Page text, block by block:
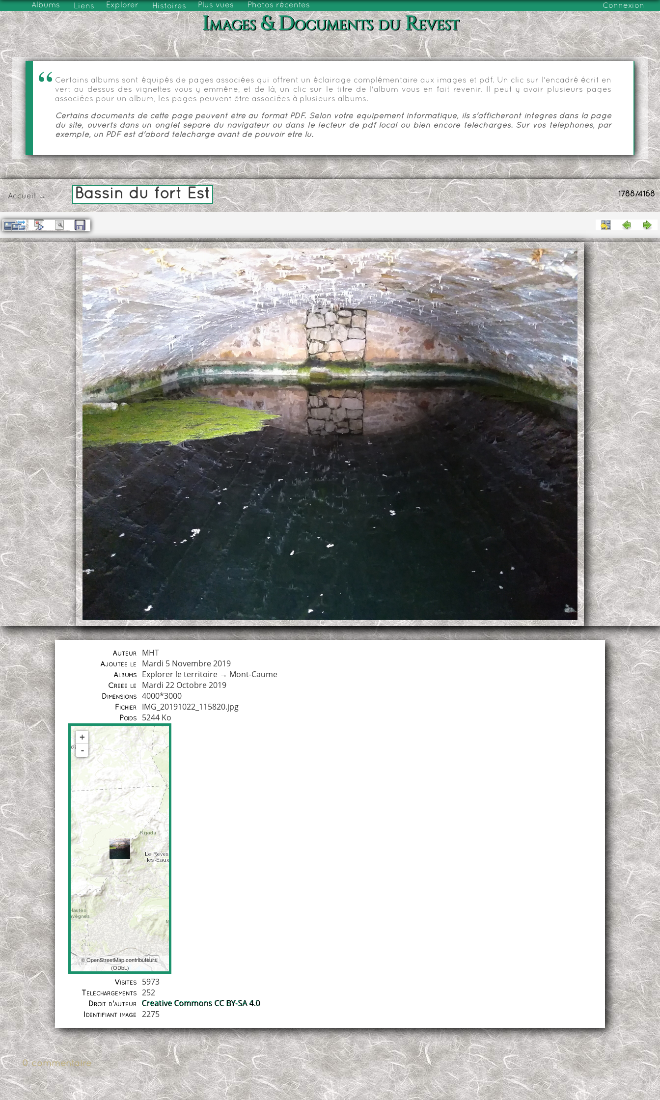
Albums Liens Explorer Histoires Plus vues Photos récentes Connexion
Images & Documents du Revest
Certains albums sont équipés de pages associées qui offrent un éclairage complémentaire aux images et pdf. Un clic sur l'encadré écrit en
vert au dessus des vignettes vous y emmène, et de là, un clic sur le titre de l'album vous en fait revenir. Il peut y avoir plusieurs pages
associées pour un album, les pages peuvent être associées à plusieurs albums.
Certains documents de cette page peuvent être au format PDF. Selon votre équipement informatique, ils s'afficheront intégrés dans la page
du site, ouverts dans un onglet séparé du navigateur ou dans le lecteur de pdf local ou bien encore téléchargés. Sur vos téléphones, par
exemple, un PDF est d'abord téléchargé avant de pouvoir être lu.
1788/4168
Accueil→ Bassin du fort Est
Auteur MHT
Ajoutée le Mardi 5 Novembre 2019
Albums Explorer le territoire → Mont-Caume
Créée le Mardi 22 Octobre 2019
Dimensions 4000*3000
Fichier IMG_20191022_115820.jpg
Poids 5244 Ko
Coordonnées
+
-
©OpenStreetMapcontributeurs,
(ODbL )
Visites 5973
Téléchargements 252
Droit d'auteur Creative Commons CC BY-SA 4.0
Identifiant image 2275
0 commentaire